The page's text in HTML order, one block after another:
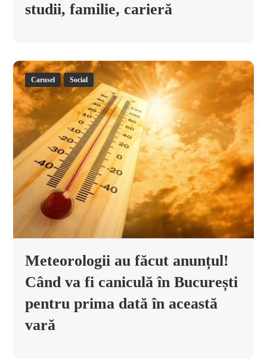
studii, familie, carieră
Carusel Social
Meteorologii au făcut anunțul!
Când va fi caniculă în București
pentru prima dată în această
vară